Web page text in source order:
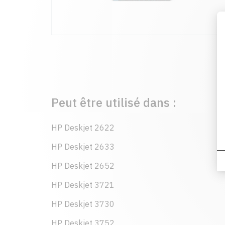
Peut être utilisé dans :
HP Deskjet 2622
HP Deskjet 2633
HP Deskjet 2652
HP Deskjet 3721
HP Deskjet 3730
HP Deskjet 3752